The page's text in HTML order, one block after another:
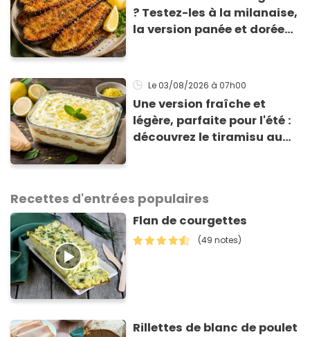
? Testez-les à la milanaise,
la version panée et dorée
Le 03/08/2026 à 07h00
Une version fraîche et
légère, parfaite pour l'été :
découvrez le tiramisu au
Recettes d'entrées populaires
Flan de courgettes
(49 notes)
Rillettes de blanc de poulet